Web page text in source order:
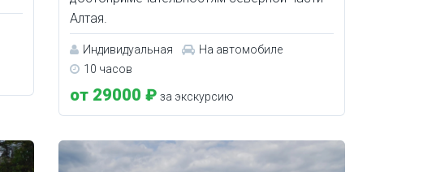
Алтая.
Индивидуальная
На автомобиле
10 часов
от 29000 ₽ за экскурсию